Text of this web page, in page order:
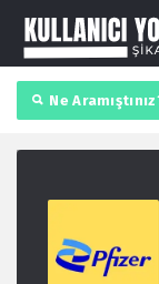
Ne